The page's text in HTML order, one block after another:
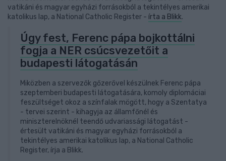
vatikáni és magyar egyházi forrásokból a tekintélyes amerikai
katolikus lap, a National Catholic Register - írta a Blikk.
Úgy fest, Ferenc pápa bojkottálni
fogja a NER csúcsvezetőit a
budapesti látogatásán
Miközben a szervezők gőzerővel készülnek Ferenc pápa
szeptemberi budapesti látogatására, komoly diplomáciai
feszültséget okoz a színfalak mögött, hogy a Szentatya
- tervei szerint - kihagyja az államfőnél és
miniszterelnöknél teendő udvariassági látogatást -
értesült vatikáni és magyar egyházi forrásokból a
tekintélyes amerikai katolikus lap, a National Catholic
Register, írja a Blikk.